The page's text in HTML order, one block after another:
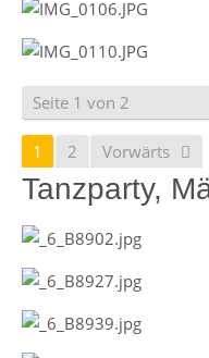
Seite 1 von 2
1 2 Vorwärts
Tanzparty,